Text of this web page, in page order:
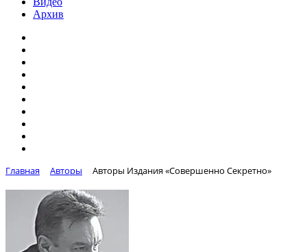
Архив
Главная Авторы Авторы Издания «Совершенно Секретно»